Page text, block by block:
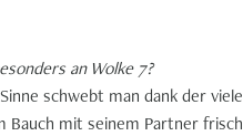
an Wolke 7?
schwebt man dank der
Bauch mit seinem Partner